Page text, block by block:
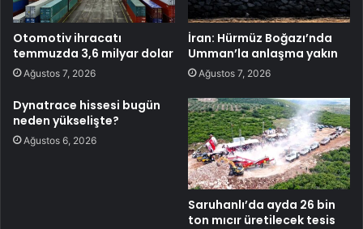
Otomotiv ihracatı
temmuzda 3,6 milyar dolar
Ağustos 7, 2026
İran: Hürmüz Boğazı’nda
Umman’la anlaşma yakın
Ağustos 7, 2026
Dynatrace hissesi bugün
neden yükselişte?
Ağustos 6, 2026
Saruhanlı’da ayda 26 bin
ton mıcır üretilecek tesis